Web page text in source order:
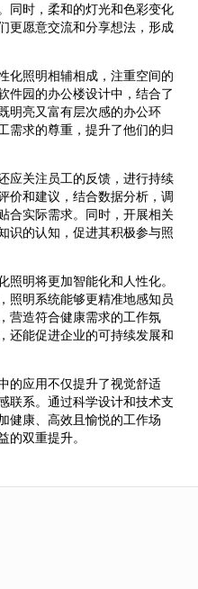
同时，柔和的灯光和色彩变化
更愿意交流和分享想法，形成
化照明相辅相成，注重空间的
件园的办公楼设计中，结合了
明亮又富有层次感的办公环
需求的尊重，提升了他们的归
应关注员工的反馈，进行持续
价和建议，结合数据分析，调
合实际需求。同时，开展相关
识的认知，促进其积极参与照
明将更加智能化和人性化。
照明系统能够更精准地感知员
营造符合健康需求的工作氛
还能促进企业的可持续发展和
的应用不仅提升了视觉舒适
联系。通过科学设计和技术支
健康、高效且愉悦的工作场
的双重提升。